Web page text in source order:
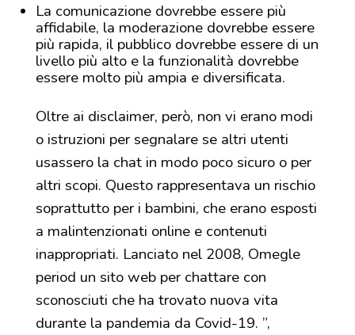
La comunicazione dovrebbe essere più
affidabile, la moderazione dovrebbe essere
più rapida, il pubblico dovrebbe essere di un
livello più alto e la funzionalità dovrebbe
essere molto più ampia e diversificata.
Oltre ai disclaimer, però, non vi erano modi
o istruzioni per segnalare se altri utenti
usassero la chat in modo poco sicuro o per
altri scopi. Questo rappresentava un rischio
soprattutto per i bambini, che erano esposti
a malintenzionati online e contenuti
inappropriati. Lanciato nel 2008, Omegle
period un sito web per chattare con
sconosciuti che ha trovato nuova vita
durante la pandemia da Covid-19. ”,